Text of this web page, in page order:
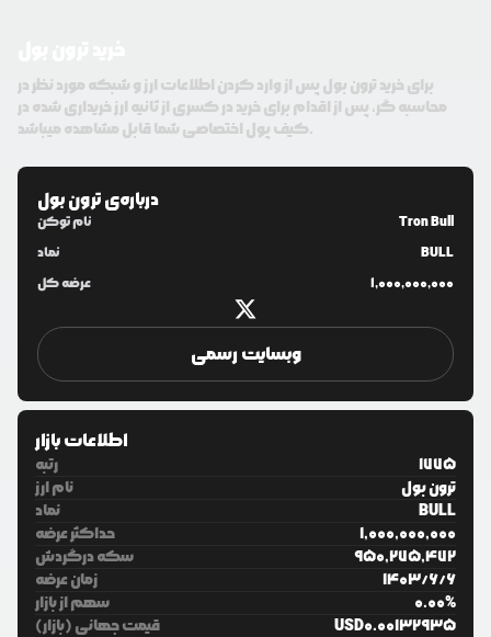
برای خرید ترون بول پس از وارد کردن اطلاعات ارز و شبکه مورد نظر در
محاسبه گر، پس از اقدام برای خرید در کسری از ثانیه ارز خریداری شده در
کیف پول اختصاصی شما قابل مشاهده میباشد.
درباره‌یترون بول
نام توکن
Tron Bull
نماد
BULL
عرضه کل
1,000,000,000
وبسایت رسمی
اطلاعات بازار
رتبه
1775
نام ارز
ترون بول
نماد
BULL
حداکثر عرضه
1,000,000,000
سکه درگردش
950,275,472
زمان عرضه
1403/6/6
سهم از بازار
0.00%
قیمت جهانی (بازار)
USD0.00132935